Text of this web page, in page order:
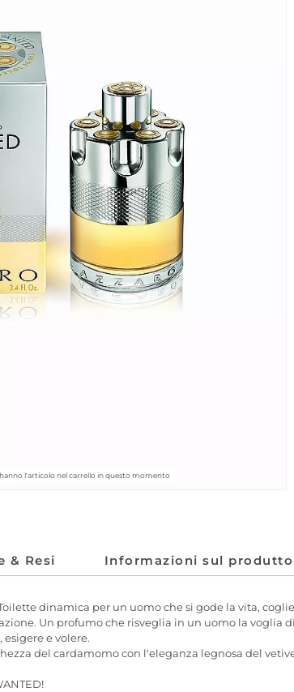
l'articolo nel carrello in questo momento
& Resi Informazioni sul
dinamica per un uomo che si gode la vita,
Un profumo che risveglia in un uomo la voglia
e volere.
del cardamomo con l'eleganza legnosa del